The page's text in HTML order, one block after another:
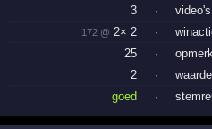
3
· video's
172 @ 2× 2 ·
25
·
2
·
goed
·